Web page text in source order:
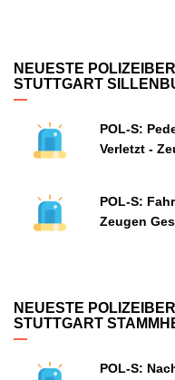
NEUESTE
STUTTGART
POL-S:
Verletzt -
POL-S:
Zeugen
NEUESTE
STUTTGART
POL-S: